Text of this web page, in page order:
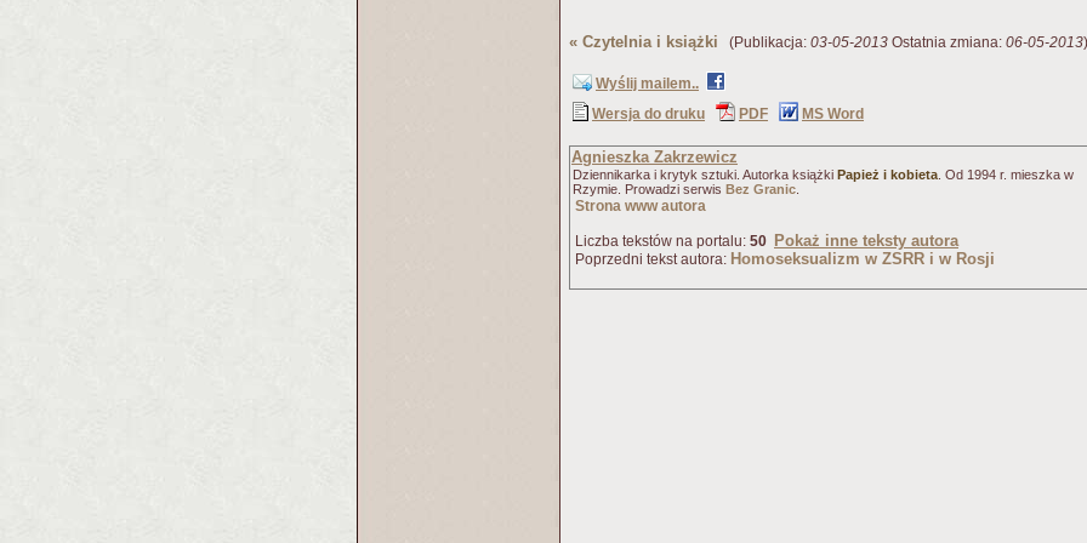
« Czytelnia i książki (Publikacja: 03-05-2013 Ostatnia zmiana: 06-05-2013)
Wyślij mailem..
Wersja do druku
PDF MS Word
Agnieszka Zakrzewicz
Dziennikarka i krytyk sztuki. Autorka książki Papież i kobieta . Od 1994 r. mieszka w
Rzymie. Prowadzi serwis Bez Granic
Strona www autora
Liczba tekstów na portalu: 50 Pokaż inne teksty autora
Poprzedni tekst autora: Homoseksualizm w ZSRR i w Rosji